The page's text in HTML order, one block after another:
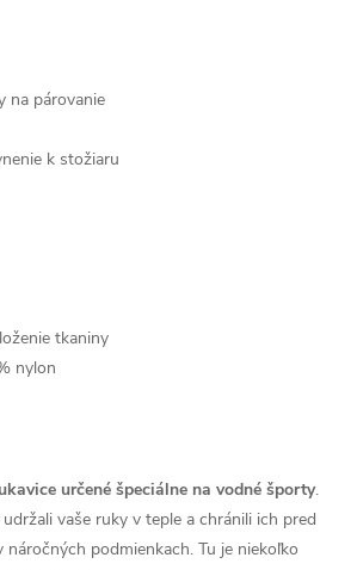
na párovanie
k stožiaru
tkaniny
nylon
určené špeciálne na vodné športy.
vaše ruky v teple a chránili ich pred
podmienkach. Tu je niekoľko